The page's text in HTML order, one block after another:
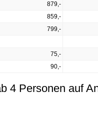
879,-
859,-
799,-
75,-
90,-
4 Personen auf